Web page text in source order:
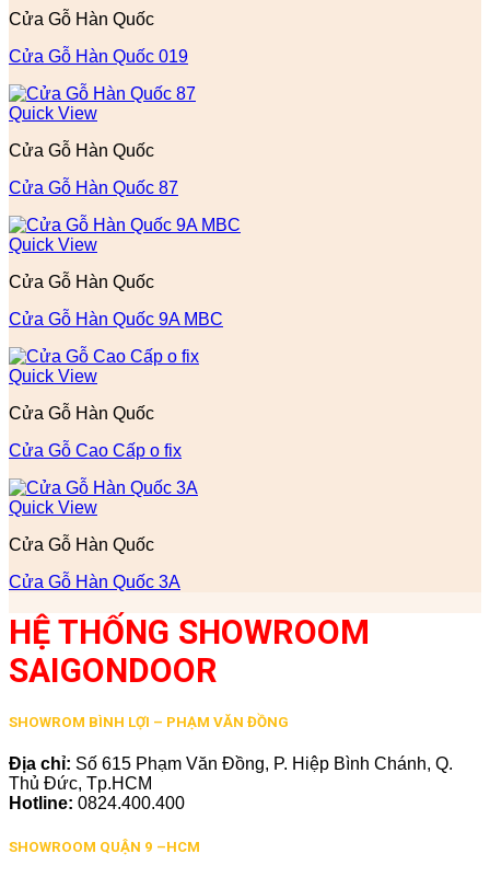
Cửa Gỗ Hàn Quốc
Cửa Gỗ Hàn Quốc 019
Quick View
Cửa Gỗ Hàn Quốc
Cửa Gỗ Hàn Quốc 87
Quick View
Cửa Gỗ Hàn Quốc
Cửa Gỗ Hàn Quốc 9A MBC
Quick View
Cửa Gỗ Hàn Quốc
Cửa Gỗ Cao Cấp o fix
Quick View
Cửa Gỗ Hàn Quốc
Cửa Gỗ Hàn Quốc 3A
HỆ THỐNG SHOWROOM
SAIGONDOOR
SHOWROM BÌNH LỢI – PHẠM VĂN ĐỒNG
Địa chỉ: Số 615 Phạm Văn Đồng, P. Hiệp Bình Chánh, Q.
Thủ Đức, Tp.HCM
Hotline: 0824.400.400
SHOWROOM QUẬN 9 –HCM